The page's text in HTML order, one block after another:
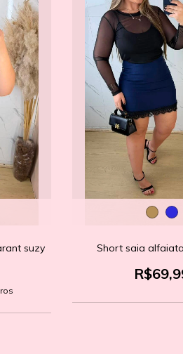
suzy Short saia